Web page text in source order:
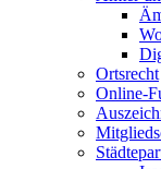
Ortsrecht
Online-